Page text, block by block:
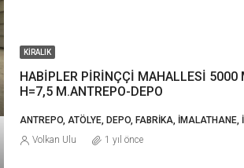
KIRALIK
HABİPLER PİRİNÇÇİ MAHALLESİ 5000
H=7,5 M.ANTREPO-DEPO
ANTREPO, ATÖLYE, DEPO, FABRIKA, İMALATHANE,
Volkan Ulu 1 yıl önce